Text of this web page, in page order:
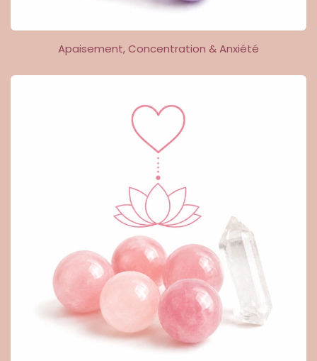
Apaisement, Concentration & Anxiété